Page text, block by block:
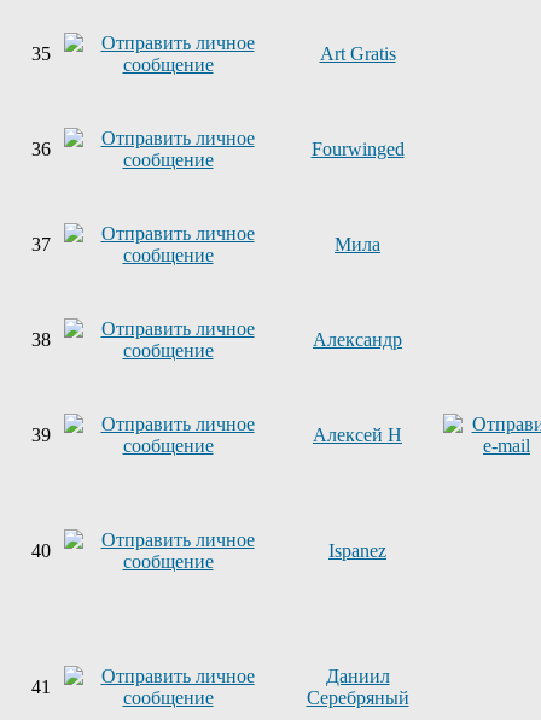
35 Art Gratis
36 Fourwinged
37 Мила
38 Александр
39 Алексей Н
40 Ispanez
41
Даниил
Серебряный